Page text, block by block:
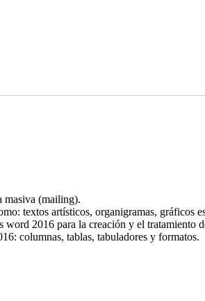
masiva (mailing).
textos artísticos, organigramas, gráficos
word 2016 para la creación y el tratamiento
columnas, tablas, tabuladores y formatos.